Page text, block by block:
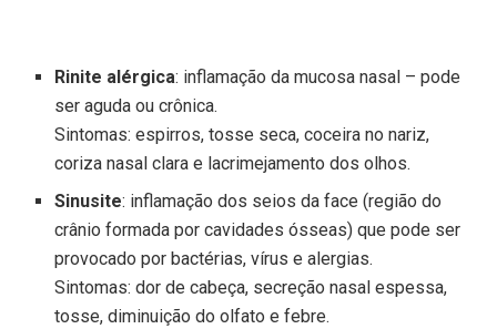
Rinite alérgica: inflamação da mucosa nasal – pode
ser aguda ou crônica.
Sintomas: espirros, tosse seca, coceira no nariz,
coriza nasal clara e lacrimejamento dos olhos.
Sinusite: inflamação dos seios da face (região do
crânio formada por cavidades ósseas) que pode ser
provocado por bactérias, vírus e alergias.
Sintomas: dor de cabeça, secreção nasal espessa,
tosse, diminuição do olfato e febre.